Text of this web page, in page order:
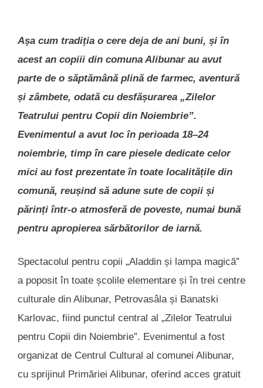
Așa cum tradiția o cere deja de ani buni, și în
acest an copiii din comuna Alibunar au avut
parte de o săptămână plină de farmec, aventură
și zâmbete, odată cu desfășurarea „Zilelor
Teatrului pentru Copii din Noiembrie”.
Evenimentul a avut loc în perioada 18–24
noiembrie, timp în care piesele dedicate celor
mici au fost prezentate în toate localitățile din
comună, reușind să adune sute de copii și
părinți într-o atmosferă de poveste, numai bună
pentru apropierea sărbătorilor de iarnă.
Spectacolul pentru copii „Aladdin și lampa magică”
a poposit în toate școlile elementare și în trei centre
culturale din Alibunar, Petrovasâla și Banatski
Karlovac, fiind punctul central al „Zilelor Teatrului
pentru Copii din Noiembrie”. Evenimentul a fost
organizat de Centrul Cultural al comunei Alibunar,
cu sprijinul Primăriei Alibunar, oferind acces gratuit